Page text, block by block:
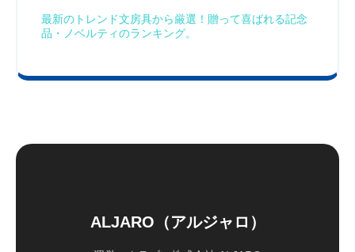
最新のトレンド文房具から厳選！贈って喜ばれる記念
品・ノベルティのランキング。
ALJARO（アルジャロ）